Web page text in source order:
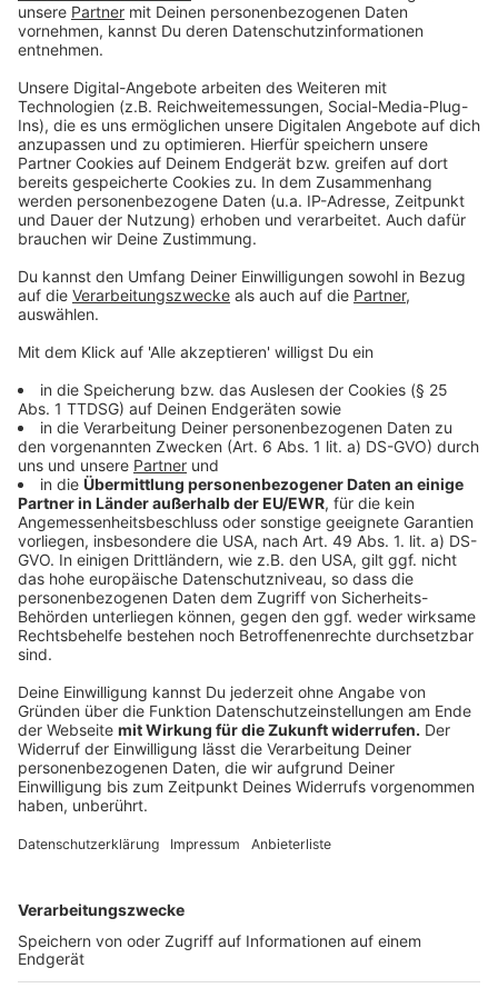
https://dev.twitter.com/web/overview/privacy oder hier
hl=en
§ 15 Audiostreams
Auf dieser Webseite wird ein Livestream des
Radioprogramms angeboten. Die Aussendung der Inhalte
erfolgt durch die nacamar GmbH, Prinzenallee 11, 40549
Nutzung des Streams erzeugte Serverlogfiles. Diese
beinhalten folgende Zugriffsdaten:
(1) Streamname/Version
(2) IP-Adress
(3) Zeit des Abrufs
(4) Dauer des Abrufs = übertragene Datenmenge
(5) Referrer URL (die zuvor besuchte Seite)
(6) Betriebssystem/Browsertyp/Web-Playertyp
Die Daten werden von nacamar ausschließlich zum Zweck
der technischen Leistungserbringung und für statistische
optimieren. Die Protokolldaten können von nacamar auch
nachträglich herangezogen werden, um zu überprüfen,
wenn aufgrund konkreter Anhaltspunkte der berechtigte
Verdacht einer rechtswidrigen Nutzung besteht.
Rechtsgrundlage ist Art. 6 Abs. 1 lit. f DSGVO. Wir haben
ein berechtigtes Interesse daran, die von Ihnen
Weitere Informationen zum Datenschutz von nacamar
finden Sie unter http://www.nacamar.de/privacy